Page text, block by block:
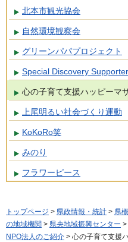
北本市観光協会
自然環境観察会
グリーンパパプロジェクト
Special Discovery
心の子育て支援ハッピーマ
上尾明るい社会づくり運動
KoKoRo笑
みのり
フラワーピース
トップページ > 県政情報・統計 > 県
の地域機関 > 県央地域振興センター >
NPO法人のご紹介 > 心の子育て支援